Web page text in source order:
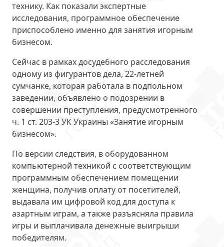
технику. Как показали экспертные
исследования, программное обеспечение
приспособлено именно для занятия игорным
бизнесом.
Сейчас в рамках досудебного расследования
одному из фигурантов дела, 22-летней
сумчанке, которая работала в подпольном
заведении, объявлено о подозрении в
совершении преступления, предусмотренного
ч. 1 ст. 203-3 УК Украины «Занятие игорным
бизнесом».
По версии следствия, в оборудованном
компьютерной техникой с соответствующим
программным обеспечением помещении
женщина, получив оплату от посетителей,
выдавала им цифровой код для доступа к
азартным играм, а также разъясняла правила
игры и выплачивала денежные выигрыши
победителям.